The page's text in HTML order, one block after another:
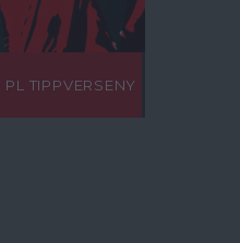
PL TIPPVERSENY